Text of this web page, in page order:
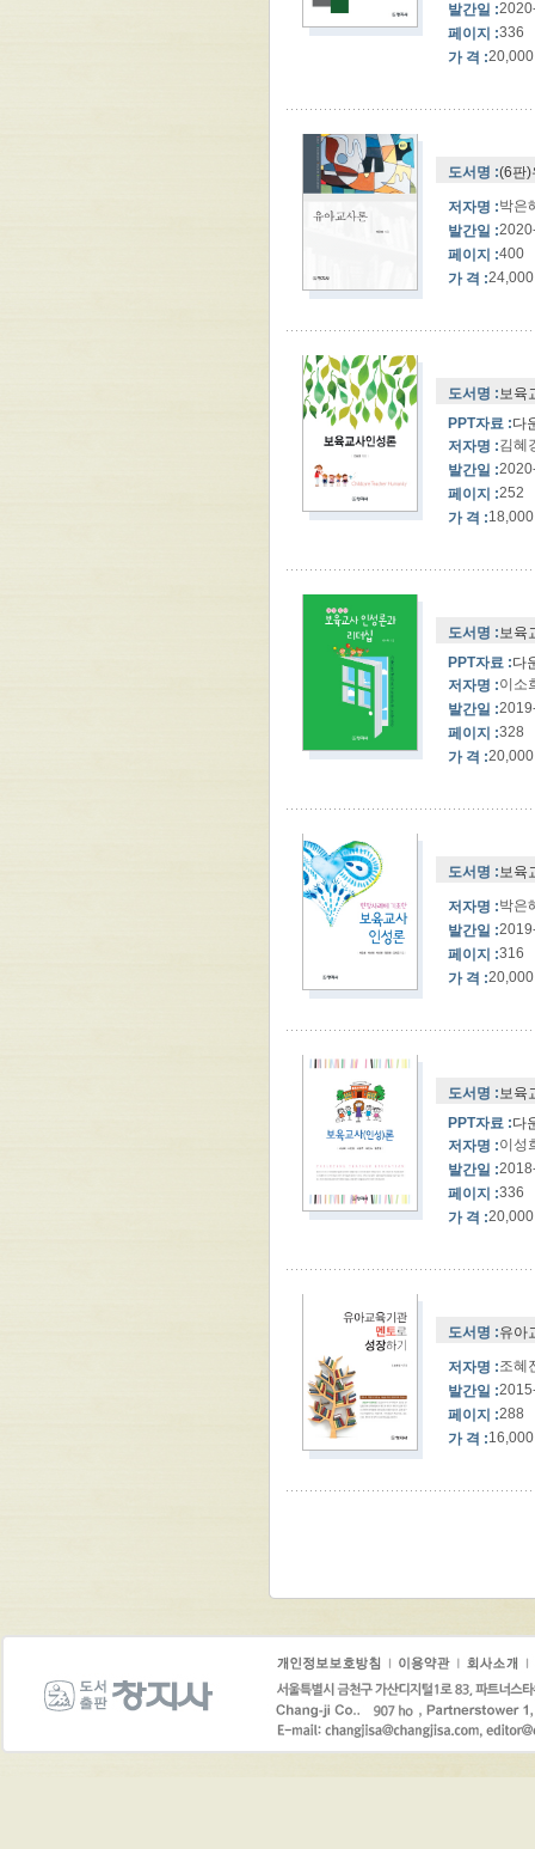
발간일 :
페이지 :336
가 격 :20,000
도서명 :(6판)
저자명 :박은
발간일 :
페이지 :400
가 격 :24,000
도서명 :보육
PPT자료 :다
저자명 :김혜
발간일 :
페이지 :252
가 격 :18,000
도서명 :보육
PPT자료 :다
저자명 :이소
발간일 :
페이지 :328
가 격 :20,000
도서명 :보육
저자명 :박은
발간일 :
페이지 :316
가 격 :20,000
도서명 :보육
PPT자료 :다
저자명 :이성
발간일 :
페이지 :336
가 격 :20,000
도서명 :유아
저자명 :조혜
발간일 :
페이지 :288
가 격 :16,000